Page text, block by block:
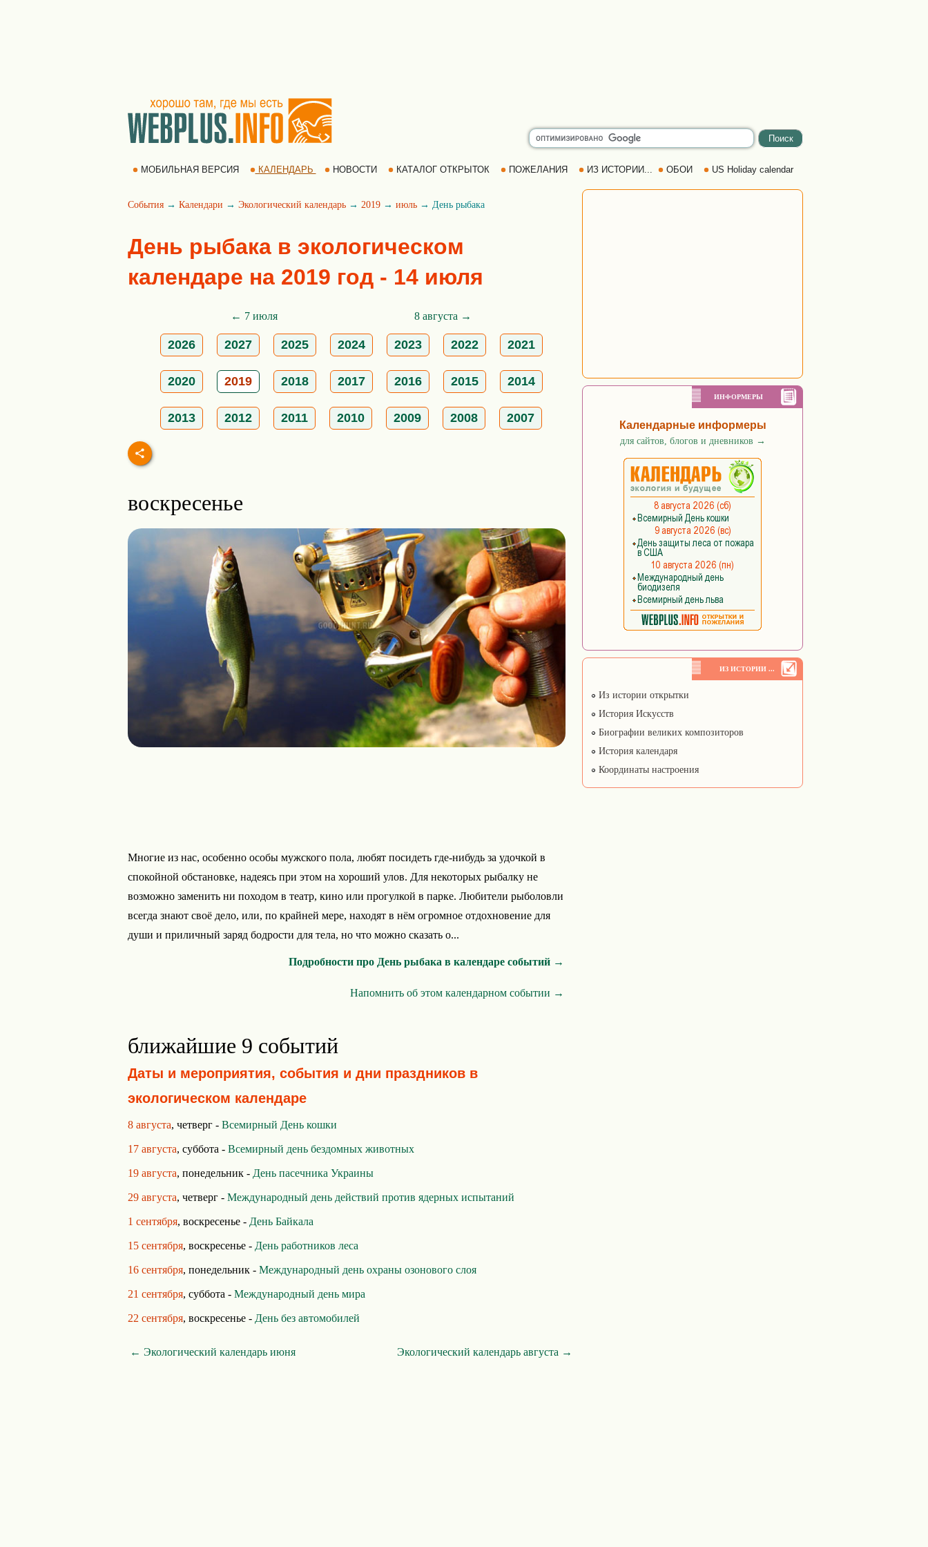
МОБИЛЬНАЯ ВЕРСИЯ КАЛЕНДАРЬ НОВОСТИ КАТАЛОГ ОТКРЫТОК ПОЖЕЛАНИЯ ИЗ ИСТОРИИ... ОБОИ US Holiday calendar
События → Календари → Экологический календарь → 2019 → июль → День рыбака
День рыбака в экологическом
календаре на 2019 год - 14 июля
← 7 июля 8 августа →
2026 2027 2025 2024 2023 2022 2021
2020 2019 2018 2017 2016 2015 2014
2013 2012 2011 2010 2009 2008 2007
воскресенье
Многие из нас, особенно особы мужского пола, любят посидеть где-нибудь за удочкой в
спокойной обстановке, надеясь при этом на хороший улов. Для некоторых рыбалку не
возможно заменить ни походом в театр, кино или прогулкой в парке. Любители рыболовли
всегда знают своё дело, или, по крайней мере, находят в нём огромное отдохновение для
души и приличный заряд бодрости для тела, но что можно сказать о...
Подробности про День рыбака в календаре событий →
Напомнить об этом календарном событии →
ближайшие 9 событий
Даты и мероприятия, события и дни праздников в
экологическом календаре
8 августа, четверг - Всемирный День кошки
17 августа, суббота - Всемирный день бездомных животных
19 августа, понедельник - День пасечника Украины
29 августа, четверг - Международный день действий против ядерных испытаний
1 сентября, воскресенье - День Байкала
15 сентября, воскресенье - День работников леса
16 сентября, понедельник - Международный день охраны озонового слоя
21 сентября, суббота - Международный день мира
22 сентября, воскресенье - День без автомобилей
← Экологический календарь июня Экологический календарь августа →
ИНФОРМЕРЫ
Календарные информеры
для сайтов, блогов и дневников →
ИЗ ИСТОРИИ ...
Из истории открытки
История Искусств
Биографии великих композиторов
История календаря
Координаты настроения